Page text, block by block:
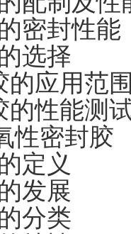
密封性能
选择
的应用范
的性能测
性密封胶
定义
发展
分类